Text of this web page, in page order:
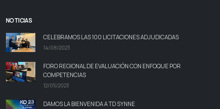
NOTICIAS
CELEBRAMOS LAS 100 LICITACIONES ADJUDICADAS
14/08/2023
FORO REGIONAL DE EVALUACIÓN CON ENFOQUE POR
COMPETENCIAS
12/05/2023
DAMOS LA BIENVENIDA A TD SYNNE